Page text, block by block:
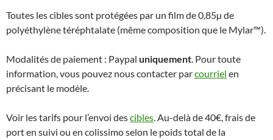
Toutes les cibles sont protégées par un film de 0,85µ de
polyéthylène téréphtalate (même composition que le Mylar™).
Modalités de paiement : Paypal uniquement. Pour toute
information, vous pouvez nous contacter parcourriel en
précisant le modèle.
Voir les tarifs pour l’envoi descibles. Au-delà de 40€, frais de
port en suivi ou en colissimo selon le poids total de la